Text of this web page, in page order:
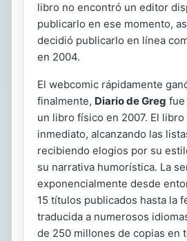
libro no encontró un editor
publicarlo en ese momento,
decidió publicarlo en línea
en 2004.
El webcomic rápidamente
finalmente, Diario de Greg fue
un libro físico en 2007. El
inmediato, alcanzando las
recibiendo elogios por su
su narrativa humorística. La
exponencialmente desde
15 títulos publicados hasta la
traducida a numerosos
de 250 millones de copias en